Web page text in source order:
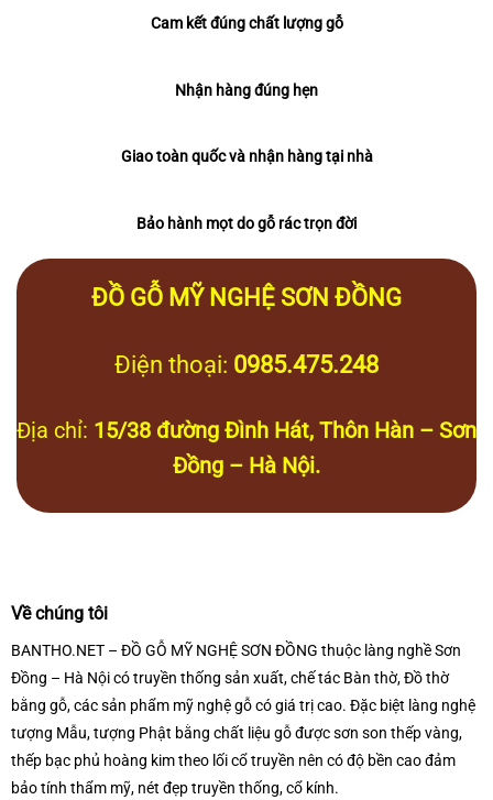
Cam kết đúng chất lượng gỗ
Nhận hàng đúng hẹn
Giao toàn quốc và nhận hàng tại nhà
Bảo hành mọt do gỗ rác trọn đời
ĐỒ GỖ MỸ NGHỆ SƠN ĐỒNG
Điện thoại: 0985.475.248
Địa chỉ: 15/38 đường Đình Hát, Thôn Hàn – Sơn
Đồng – Hà Nội.
Về chúng tôi
BANTHO.NET – ĐỒ GỖ MỸ NGHỆ SƠN ĐỒNG thuộc làng nghề Sơn
Đồng – Hà Nội có truyền thống sản xuất, chế tác Bàn thờ, Đồ thờ
bằng gỗ, các sản phẩm mỹ nghệ gỗ có giá trị cao. Đặc biệt làng nghệ
tượng Mẫu, tượng Phật bằng chất liệu gỗ được sơn son thếp vàng,
thếp bạc phủ hoàng kim theo lối cổ truyền nên có độ bền cao đảm
bảo tính thẩm mỹ, nét đẹp truyền thống, cổ kính.